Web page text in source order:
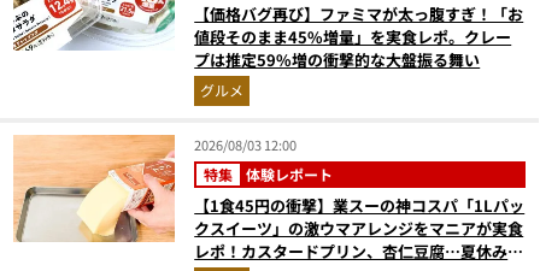
【価格バグ再び】ファミマが太っ腹すぎ！「お
値段そのまま45%増量」を実食レポ。クレー
プは推定59%増の衝撃的な大盤振る舞い
グルメ
2026/08/03 12:00
特集 体験レポート
【1食45円の衝撃】業スーの神コスパ「1Lパッ
クスイーツ」の激ウマアレンジをマニアが実食
レポ！カスタードプリン、杏仁豆腐…夏休みの